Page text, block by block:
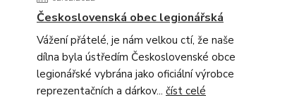
Československá obec legionářská
Vážení přátelé, je nám velkou ctí, že naše
dílna byla ústředím Československé obce
legionářské vybrána jako oficiální výrobce
reprezentačních a dárkov... číst celé